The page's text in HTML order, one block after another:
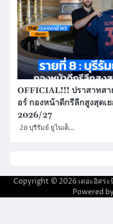
OFFICIAL!!! ปราสาทสา
อร์ กองหน้าดีกรีลีกสูงสุด
2026/27
26 บุรีรัมย์ ยูไนเต็…
Copyright © 2026 เดอะอิสร
Powered by